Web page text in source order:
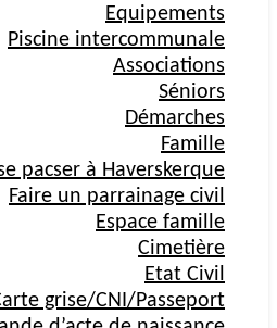
Equipements
Piscine intercommunale
Associations
Séniors
Démarches
Famille
pacser à Haverskerque
Faire un parrainage civil
Espace famille
Cimetière
Etat Civil
grise/CNI/Passeport